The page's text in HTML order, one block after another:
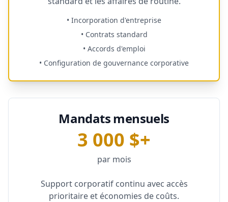
• Incorporation d'entreprise
• Contrats standard
• Accords d'emploi
• Configuration de gouvernance corporative
Mandats mensuels
3 000 $+
par mois
Support corporatif continu avec accès
prioritaire et économies de coûts.